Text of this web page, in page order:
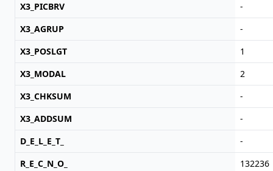
X3_PICBRV
-
X3_AGRUP
-
X3_POSLGT
1
X3_MODAL
2
X3_CHKSUM
-
X3_ADDSUM
-
D_E_L_E_T_
-
R_E_C_N_O_
132236